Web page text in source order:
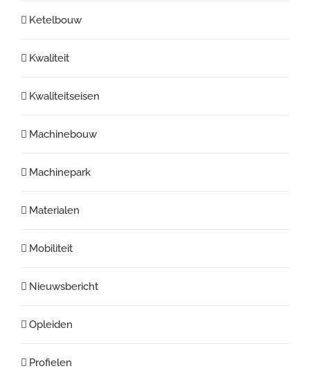
Ketelbouw
Kwaliteit
Kwaliteitseisen
Machinebouw
Machinepark
Materialen
Mobiliteit
Nieuwsbericht
Opleiden
Profielen